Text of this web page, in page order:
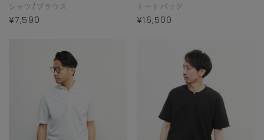
シャツ/ブラウス
¥7,590
トートバッグ
¥16,500